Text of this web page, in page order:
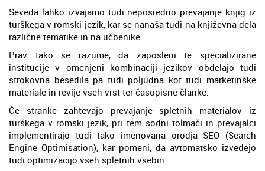
Seveda lahko izvajamo tudi neposredno prevajanje knjig iz
turškega v romski jezik, kar se nanaša tudi na književna dela
različne tematike in na učbenike.
Prav tako se razume, da zaposleni te specializirane
institucije v omenjeni kombinaciji jezikov obdelajo tudi
strokovna besedila pa tudi poljudna kot tudi marketinške
materiale in revije vseh vrst ter časopisne članke.
Če stranke zahtevajo prevajanje spletnih materialov iz
turškega v romski jezik, pri tem sodni tolmači in prevajalci
implementirajo tudi tako imenovana orodja SEO (Search
Engine Optimisation), kar pomeni, da avtomatsko izvedejo
tudi optimizacijo vseh spletnih vsebin.